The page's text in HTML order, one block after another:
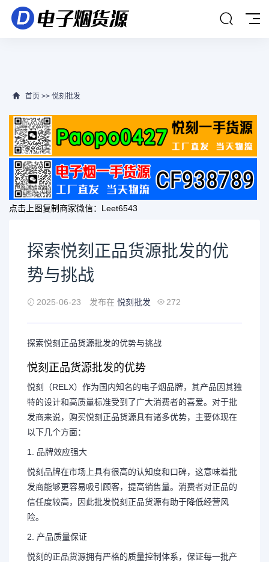
首页 >> 悦刻批发
点击上图复制商家微信： Leet6543
探索悦刻正品货源批发的优
势与挑战
2025-06-23 发布在 悦刻批发 272
探索悦刻正品货源批发的优势与挑战
悦刻正品货源批发的优势
悦刻（RELX）作为国内知名的电子烟品牌，其产品因其独
特的设计和高质量标准受到了广大消费者的喜爱。对于批
发商来说，购买悦刻正品货源具有诸多优势，主要体现在
以下几个方面：
1. 品牌效应强大
悦刻品牌在市场上具有很高的认知度和口碑，这意味着批
发商能够更容易吸引顾客，提高销售量。消费者对正品的
信任度较高，因此批发悦刻正品货源有助于降低经营风
险。
2. 产品质量保证
悦刻的正品货源拥有严格的质量控制体系，保证每一批产